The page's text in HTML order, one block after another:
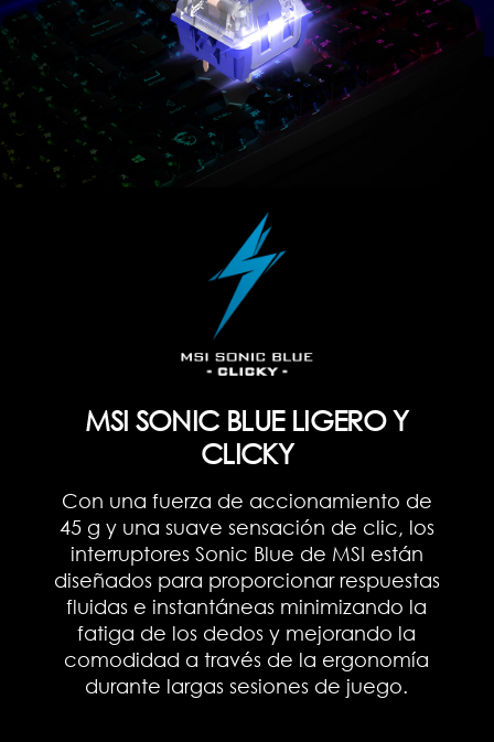
MSI SONIC BLUE LIGERO Y
CLICKY
Con una fuerza de accionamiento de
45 g y una suave sensación de clic, los
interruptores Sonic Blue de MSI están
diseñados para proporcionar respuestas
fluidas e instantáneas minimizando la
fatiga de los dedos y mejorando la
comodidad a través de la ergonomía
durante largas sesiones de juego.